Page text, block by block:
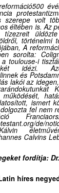
szerepe volt
éltében is. Az
tízezreit
történelmi
A
sorolta:
a toulouse-i
idézi.
és
lakói az
működését,
ismert
fel nem
de/
Calvins
fordítja:
híres